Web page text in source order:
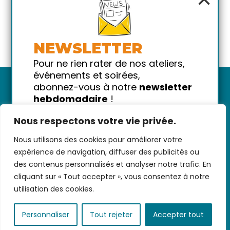
Nous respectons votre vie privée.
Nous utilisons des cookies pour améliorer votre
expérience de navigation, diffuser des publicités ou
des contenus personnalisés et analyser notre trafic. En
cliquant sur « Tout accepter », vous consentez à notre
utilisation des cookies.
Personnaliser Tout rejeter Accepter tout
Nous contacter- CGV/CGU-Données
personnelles-Infos pratiques- FAQ
NEWSLETTER
Pour ne rien rater de nos ateliers,
événements et soirées,
abonnez-vous à notre newsletter
hebdomadaire !
!
Votre email